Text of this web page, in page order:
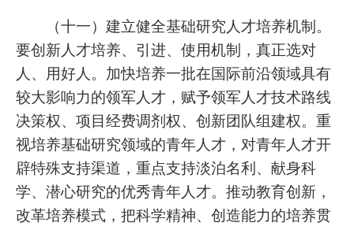
（十一）建立健全基础研究人才培养机制。
要创新人才培养、引进、使用机制，真正选对
人、用好人。加快培养一批在国际前沿领域具有
较大影响力的领军人才，赋予领军人才技术路线
决策权、项目经费调剂权、创新团队组建权。重
视培养基础研究领域的青年人才，对青年人才开
辟特殊支持渠道，重点支持淡泊名利、献身科
学、潜心研究的优秀青年人才。推动教育创新，
改革培养模式，把科学精神、创造能力的培养贯